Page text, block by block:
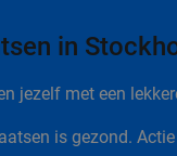
in
jezelf met een
is gezond.